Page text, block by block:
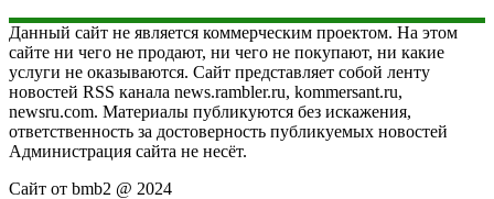
Данный сайт не является коммерческим проектом. На этом
сайте ни чего не продают, ни чего не покупают, ни какие
услуги не оказываются. Сайт представляет собой ленту
новостей RSS канала news.rambler.ru, kommersant.ru,
newsru.com. Материалы публикуются без искажения,
ответственность за достоверность публикуемых новостей
Администрация сайта не несёт.
Сайт от bmb2 @ 2024